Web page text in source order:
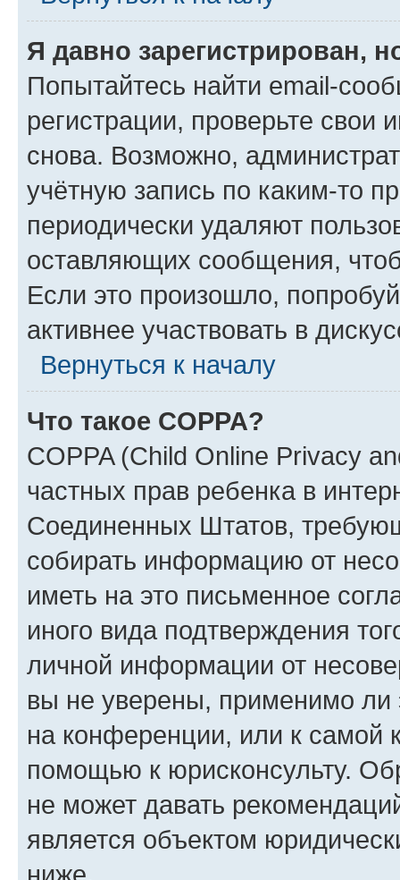
Я давно зарегистрирован,
Попытайтесь найти email-
регистрации, проверьте свои
снова. Возможно,
учётную запись по каким-то
периодически удаляют
оставляющих сообщения,
Если это произошло,
активнее участвовать в
Вернуться к началу
Что такое COPPA?
COPPA (Child Online Privacy
частных прав ребенка в
Соединенных Штатов,
собирать информацию от
иметь на это письменное
иного вида подтверждения
личной информации от
вы не уверены, применимо ли
на конференции, или к самой
помощью к юрисконсульту.
не может давать
является объектом
ниже.